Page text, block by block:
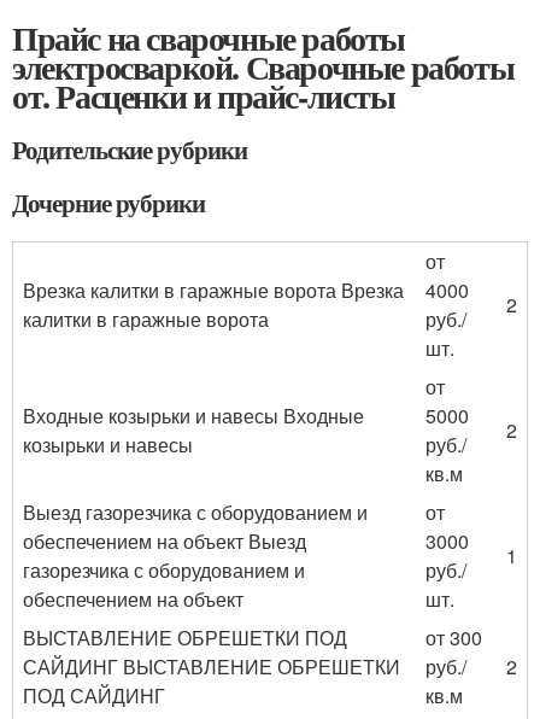
Прайс на сварочные работы
электросваркой. Сварочные работы
от. Расценки и прайс-листы
Родительские рубрики
Дочерние рубрики
Врезка калитки в гаражные ворота Врезка
калитки в гаражные ворота
от
4000
руб./
шт.
2
Входные козырьки и навесы Входные
козырьки и навесы
от
5000
руб./
кв.м
2
Выезд газорезчика с оборудованием и
обеспечением на объект Выезд
газорезчика с оборудованием и
обеспечением на объект
от
3000
руб./
шт.
1
ВЫСТАВЛЕНИЕ ОБРЕШЕТКИ ПОД
САЙДИНГ ВЫСТАВЛЕНИЕ ОБРЕШЕТКИ
ПОД САЙДИНГ
от 300
руб./
кв.м
2